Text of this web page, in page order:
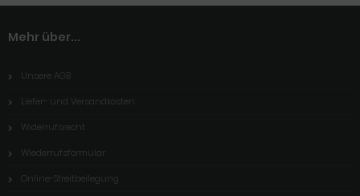
Mehr über...
Unsere AGB
Liefer- und Versandkosten
Widerrufsrecht
Wiederrufsformular
Online-Streitbeilegung